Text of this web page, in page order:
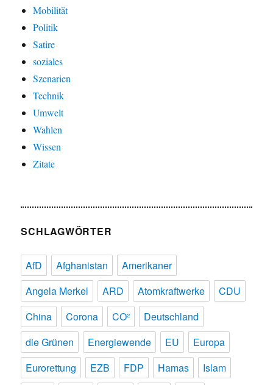
Mobilität
Politik
Satire
soziales
Szenarien
Technik
Umwelt
Wahlen
Wissen
Zitate
SCHLAGWÖRTER
AfD Afghanistan
Amerikaner
Angela Merkel
ARD Atomkraftwerke
CDU
China
Corona CO²
Deutschland
die Grünen
Energiewende EU
Europa
Eurorettung
EZB FDP Hamas
Islam